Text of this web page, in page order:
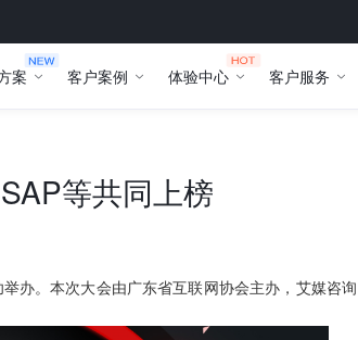
案 客户案例 体验中心 客户服务
等共同上榜
办。本次大会由广东省互联网协会主办，艾媒咨询